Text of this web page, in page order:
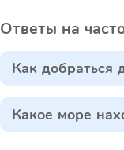
Ответы на
Как добраться
Какое море